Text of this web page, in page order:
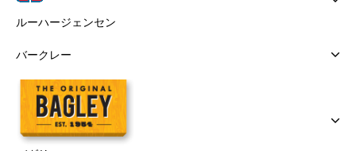
ルーハージェンセン
バークレー